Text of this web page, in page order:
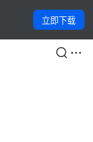
立即下载